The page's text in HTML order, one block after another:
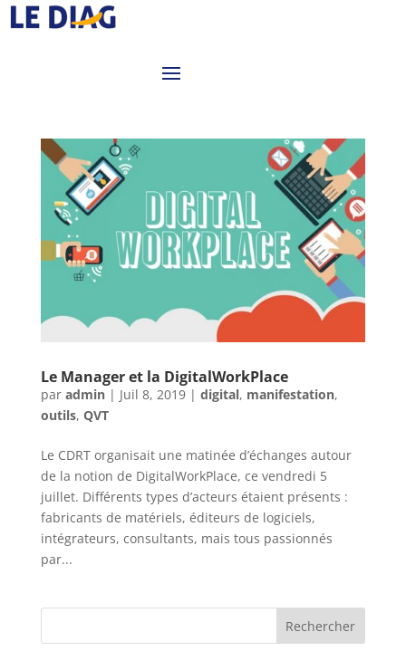
Le Manager et la DigitalWorkPlace
par admin| Juil 8, 2019| digital, manifestation,
outils, QVT
Le CDRT organisait une matinée d’échanges autour
de la notion de DigitalWorkPlace, ce vendredi 5
juillet. Différents types d’acteurs étaient présents :
fabricants de matériels, éditeurs de logiciels,
intégrateurs, consultants, mais tous passionnés
par...
Rechercher